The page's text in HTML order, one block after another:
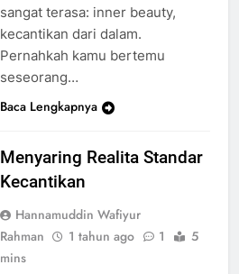
sangat terasa: inner beauty,
kecantikan dari dalam.
Pernahkah kamu bertemu
seseorang…
Baca Lengkapnya
Menyaring Realita Standar
Kecantikan
Hannamuddin Wafiyur
Rahman
1 tahun ago 1
5
mins